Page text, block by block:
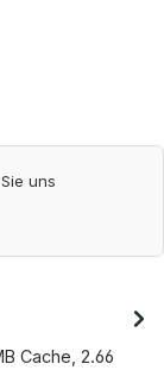
uns
Cache, 2.66